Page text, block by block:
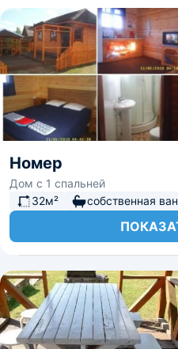
Номер
Дом с 1 спальней
32м²
собственная